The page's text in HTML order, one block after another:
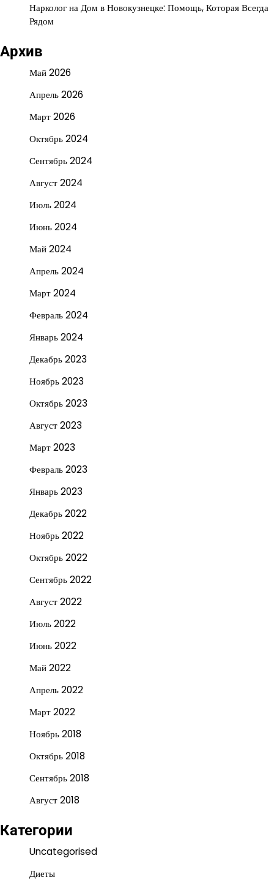
Нарколог на Дом в Новокузнецке: Помощь, Которая Всегда
Рядом
Архив
Май 2026
Апрель 2026
Март 2026
Октябрь 2024
Сентябрь 2024
Август 2024
Июль 2024
Июнь 2024
Май 2024
Апрель 2024
Март 2024
Февраль 2024
Январь 2024
Декабрь 2023
Ноябрь 2023
Октябрь 2023
Август 2023
Март 2023
Февраль 2023
Январь 2023
Декабрь 2022
Ноябрь 2022
Октябрь 2022
Сентябрь 2022
Август 2022
Июль 2022
Июнь 2022
Май 2022
Апрель 2022
Март 2022
Ноябрь 2018
Октябрь 2018
Сентябрь 2018
Август 2018
Категории
Uncategorised
Диеты